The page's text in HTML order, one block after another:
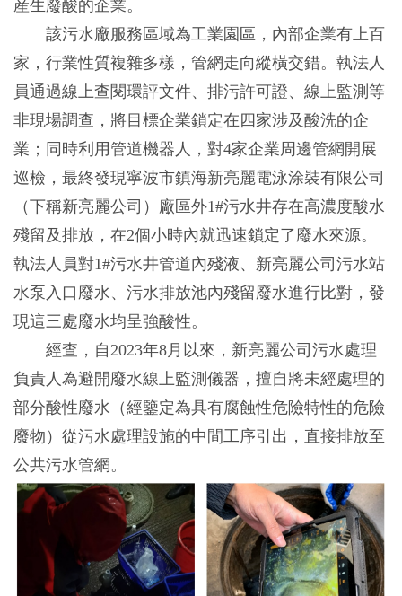
産生廢酸的企業。
該污水廠服務區域為工業園區，內部企業有上百
家，行業性質複雜多樣，管網走向縱橫交錯。執法人
員通過線上查閱環評文件、排污許可證、線上監測等
非現場調查，將目標企業鎖定在四家涉及酸洗的企
業；同時利用管道機器人，對4家企業周邊管網開展
巡檢，最終發現寧波市鎮海新亮麗電泳涂裝有限公司
（下稱新亮麗公司）廠區外1#污水井存在高濃度酸水
殘留及排放，在2個小時內就迅速鎖定了廢水來源。
執法人員對1#污水井管道內殘液、新亮麗公司污水站
水泵入口廢水、污水排放池內殘留廢水進行比對，發
現這三處廢水均呈強酸性。
經查，自2023年8月以來，新亮麗公司污水處理
負責人為避開廢水線上監測儀器，擅自將未經處理的
部分酸性廢水（經鑒定為具有腐蝕性危險特性的危險
廢物）從污水處理設施的中間工序引出，直接排放至
公共污水管網。